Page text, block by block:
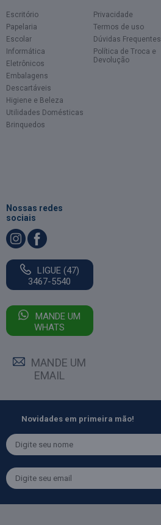
Escritório
Papelaria
Escolar
Informática
Eletrônicos
Embalagens
Descartáveis
Higiene e Beleza
Utilidades Domésticas
Brinquedos
Privacidade
Termos de uso
Dúvidas Frequentes
Política de Troca e
Devolução
Nossas redes
sociais
LIGUE (47)
3467-5540
MANDE UM
WHATS
MANDE UM
EMAIL
Novidades em primeira mão!